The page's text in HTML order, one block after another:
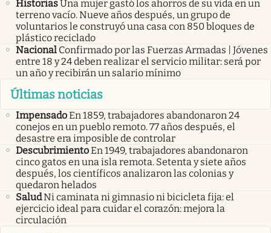
HistoriasUna mujer gastó los ahorros de su vida en un
terreno vacío. Nueve años después, un grupo de
voluntarios le construyó una casa con 850 bloques de
plástico reciclado
Nacional Confirmado por las Fuerzas Armadas | Jóvenes
entre 18 y 24 deben realizar el servicio militar: será por
un año y recibirán un salario mínimo
Últimas noticias
ImpensadoEn 1859, trabajadores abandonaron 24
conejos en un pueblo remoto. 77 años después, el
desastre era imposible de controlar
DescubrimientoEn 1949, trabajadores abandonaron
cinco gatos en una isla remota. Setenta y siete años
después, los científicos analizaron las colonias y
quedaron helados
SaludNi caminata ni gimnasio ni bicicleta fija: el
ejercicio ideal para cuidar el corazón: mejora la
circulación